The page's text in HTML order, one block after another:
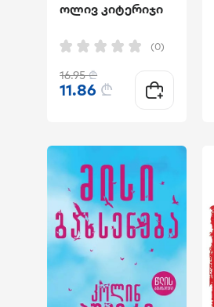
ოლივ კიტერიჯი
(0)
16.95₾
11.86 ₾